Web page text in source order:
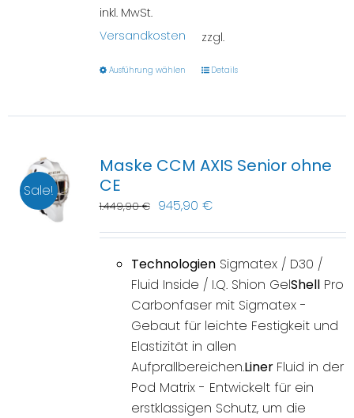
inkl. MwSt.
zzgl.
Versandkosten
Ausführung wählen Details
Sale!
Maske CCM AXIS Senior ohne
CE
1.449,90€ 945,90 €
TechnologienSigmatex / D30 /
Fluid Inside / I.Q. Shion GelShellPro
Carbonfaser mit Sigmatex -
Gebaut für leichte Festigkeit und
Elastizität in allen
Aufprallbereichen.Liner Fluid in der
Pod Matrix - Entwickelt für ein
erstklassigen Schutz, um die